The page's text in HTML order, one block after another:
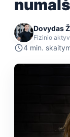
Dovydas
Fizinio
4 min.